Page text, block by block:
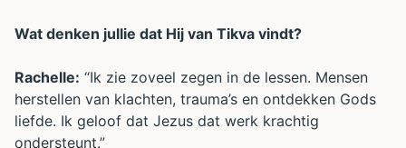
Wat denken jullie dat Hij van Tikva vindt?
Rachelle: “Ik zie zoveel zegen in de lessen. Mensen
herstellen van klachten, trauma’s en ontdekken Gods
liefde. Ik geloof dat Jezus dat werk krachtig
ondersteunt.”